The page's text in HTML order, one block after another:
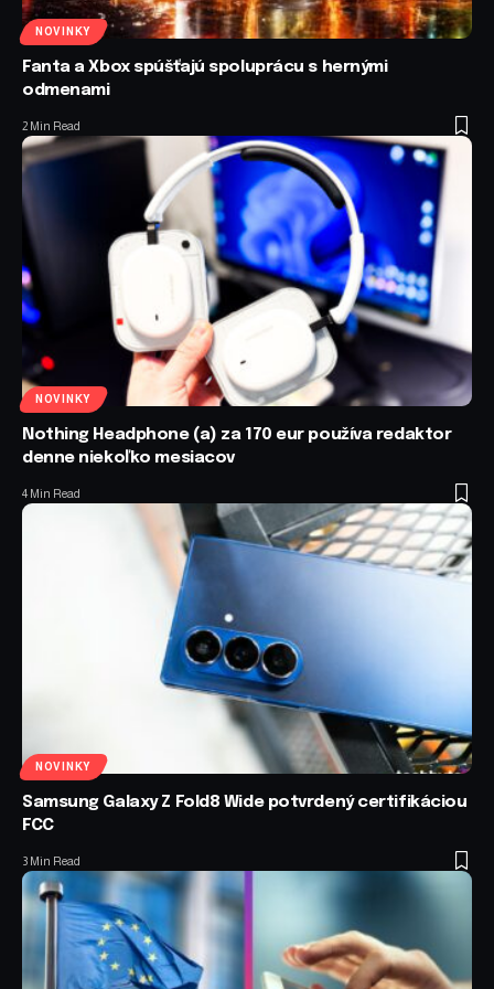
NOVINKY
Fanta a Xbox spúšťajú spoluprácu s hernými
odmenami
2 Min Read
NOVINKY
Nothing Headphone (a) za 170 eur používa redaktor
denne niekoľko mesiacov
4 Min Read
NOVINKY
Samsung Galaxy Z Fold8 Wide potvrdený certifikáciou
FCC
3 Min Read